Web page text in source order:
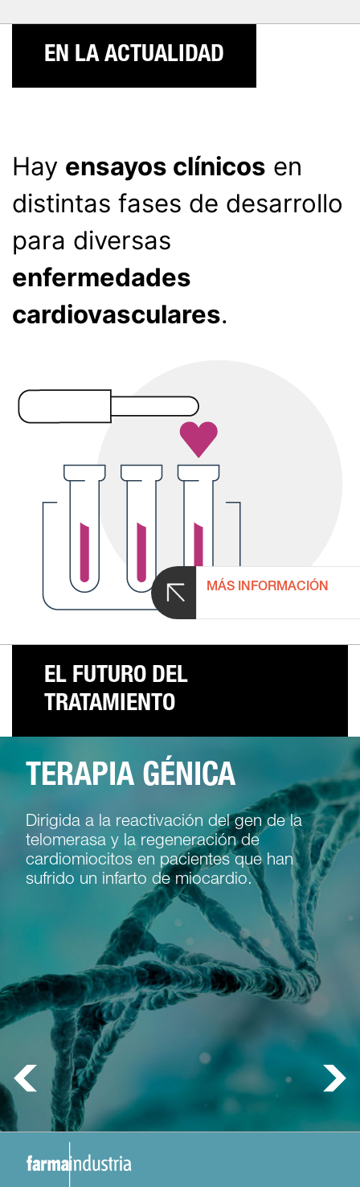
EN LA ACTUALIDAD
Hay ensayos clínicos en
distintas fases de desarrollo
para diversas
enfermedades
cardiovasculares.
MÁS INFORMACIÓN
EL FUTURO DEL
TRATAMIENTO
TERAPIA GÉNICA
Dirigida a la reactivación del gen de la
telomerasa y la regeneración de
cardiomiocitos en pacientes que han
sufrido un infarto de miocardio.